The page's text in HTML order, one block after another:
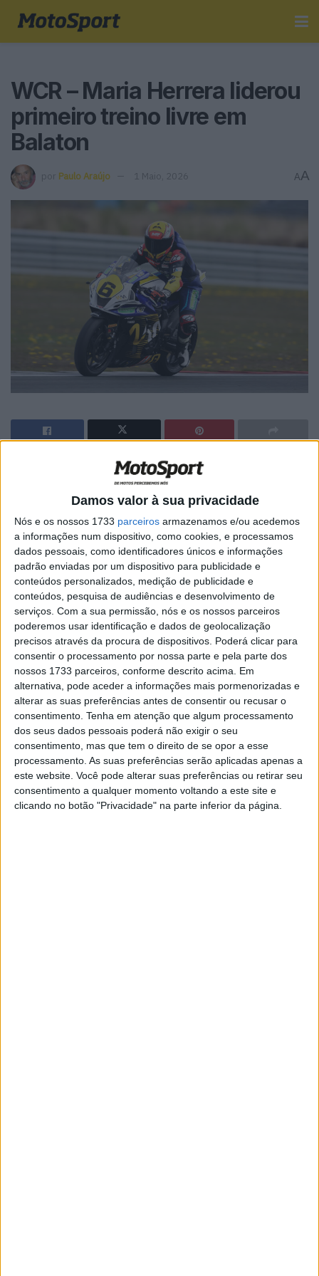
Damos valor à sua privacidade
Nós e os nossos 1733 parceiros armazenamos e/ou acedemos
a informações num dispositivo, como cookies, e processamos
dados pessoais, como identificadores únicos e informações
padrão enviadas por um dispositivo para publicidade e
conteúdos personalizados, medição de publicidade e
conteúdos, pesquisa de audiências e desenvolvimento de
serviços. Com a sua permissão, nós e os nossos parceiros
poderemos usar identificação e dados de geolocalização
precisos através da procura de dispositivos. Poderá clicar para
consentir o processamento por nossa parte e pela parte dos
nossos 1733 parceiros, conforme descrito acima. Em
alternativa, pode aceder a informações mais pormenorizadas e
alterar as suas preferências antes de consentir ou recusar o
consentimento. Tenha em atenção que algum processamento
dos seus dados pessoais poderá não exigir o seu
consentimento, mas que tem o direito de se opor a esse
processamento. As suas preferências serão aplicadas apenas a
este website. Você pode alterar suas preferências ou retirar seu
consentimento a qualquer momento voltando a este site e
clicando no botão "Privacidade" na parte inferior da página.
WCR – Maria Herrera liderou
primeiro treino livre em
Balaton
por Paulo Araújo 1 Maio, 2026 AA
MotoGP: Ducati domina segundo dia de
testes das futuras 850cc
7 AGOSTO, 2026
MotoGP: Tensão entre KTM e Viñales?
Steiner admite ‘fricção’ entre as partes
7 AGOSTO, 2026
🔊 Ouvir artigo
Com Ponziani e Neila muito próximas
Tudo dentro do habitual na primeira saída do Mundial
Feminino em Balaton Park, com o domínio de Maria
Herrera: à oitava de 12 voltas ao traçado da Hungria, a